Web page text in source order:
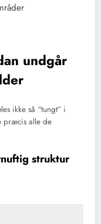
undgår
ikke så “tungt” i
præcis alle de
struktur